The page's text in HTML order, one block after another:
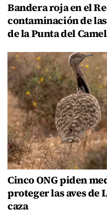
Bandera roja en el
contaminación de
de la Punta del
Cinco ONG piden
proteger las aves de
caza